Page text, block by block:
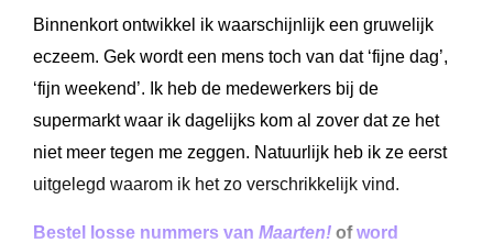
Binnenkort ontwikkel ik waarschijnlijk een gruwelijk
eczeem. Gek wordt een mens toch van dat ‘fijne dag’,
‘fijn weekend’. Ik heb de medewerkers bij de
supermarkt waar ik dagelijks kom al zover dat ze het
niet meer tegen me zeggen. Natuurlijk heb ik ze eerst
uitgelegd waarom ik het zo verschrikkelijk vind.
Bestel losse nummers van Maarten! ofword